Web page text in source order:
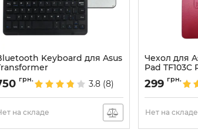
Keyboard для Asus
2005
грн. 3.8 (8)
на складе
Чехол для
Pad TF103C
Артикул:739
299 грн.
Нет на складе